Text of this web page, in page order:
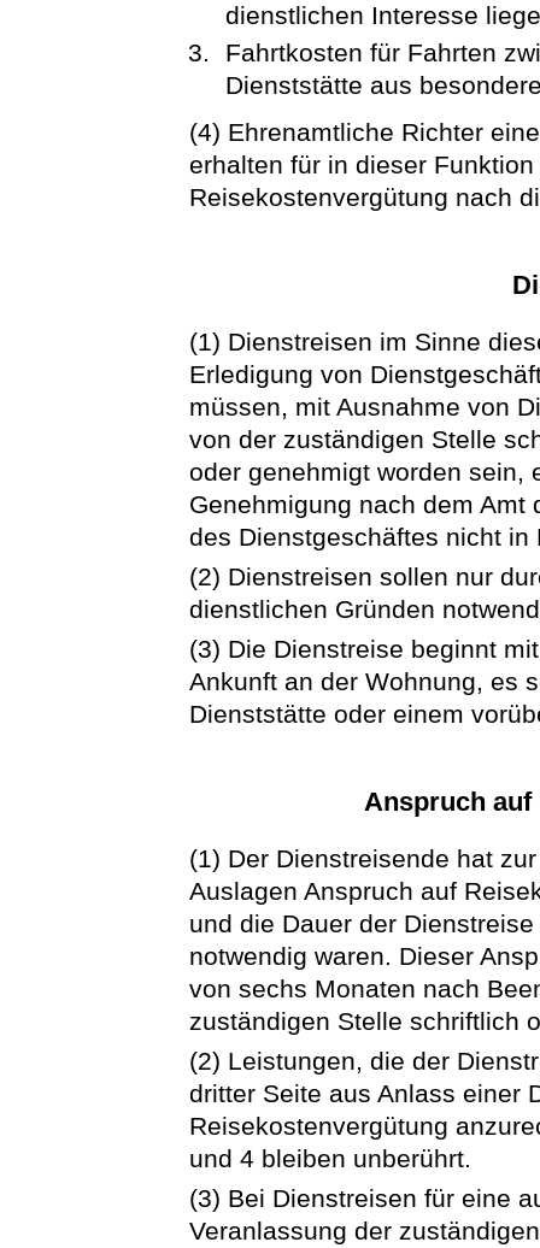
dienstlichen Interesse
Fahrtkosten für Fahrten
Dienststätte aus
(4) Ehrenamtliche Richter
erhalten für in dieser
Reisekostenvergütung nach
(1) Dienstreisen im Sinne
Erledigung von
müssen, mit Ausnahme von
von der zuständigen Stelle
oder genehmigt worden sein,
Genehmigung nach dem
des Dienstgeschäftes nicht in
(2) Dienstreisen sollen nur
dienstlichen Gründen
(3) Die Dienstreise beginnt
Ankunft an der Wohnung, es
Dienststätte oder einem
Anspruch auf
(1) Der Dienstreisende hat
Auslagen Anspruch auf
und die Dauer der
notwendig waren. Dieser
von sechs Monaten nach
zuständigen Stelle schriftlich
(2) Leistungen, die der
dritter Seite aus Anlass einer
Reisekostenvergütung
und 4 bleiben unberührt.
(3) Bei Dienstreisen für eine
Veranlassung der